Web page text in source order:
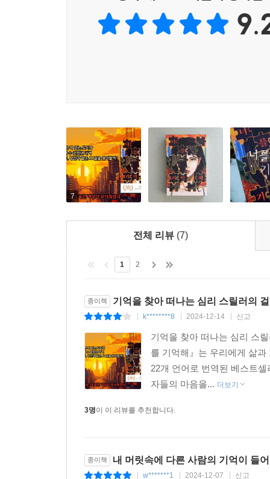
--- p.522
세계 46개국, 22개 언어로 번역된
이러한 장점은 『너를 기억해』와 같은 심리
다운로드해 인간의 기억을 영원히 연명하고자
인간이 느낄 수 있는 감정선을 과감하게 연결해
우리는 이 책을 읽으면서 두 가지를 동시에 생각
끝이 없는가. 사랑하는 마음과 사랑받고자 하는
사랑하는 것들을 결국 미워해 버리는 마음과도 연
핼리는 나 아닌 다른 것으로 사는 것이 힘들다고
우리가 찾을 수 있는 것은 과연 무엇인가?
벌거벗겨진 느낌을 같이 느끼게 될 것이다. 죄책
어떻게 벗겨낼 것인지, 진실을 가려내며 가면
남기려고 했던 기억이 무엇인지 비로소 깨달을
자기 자신을 향한 핼리의 고백이다.
7
전체 리뷰 (7)
1 2
종이책 기억을 찾아 떠나는 심리 스릴러의
k********8 2024-12-14 신고
기억을 찾아 떠나는 심리 스
를 기억해』는 우리에게 삶
22개 언어로 번역된 베스트
자들의 마음을... 더보기
3명이 이 리뷰를 추천합니다.
종이책 내 머릿속에 다른 사람의 기억이 들
w*******1 2024-12-07 신고